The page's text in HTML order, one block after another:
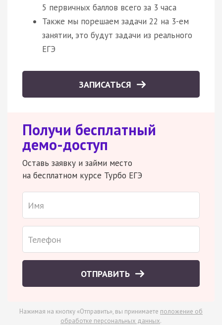
5 первичных баллов всего за 3 часа
Также мы порешаем задачи 22 на 3-ем
занятии, это будут задачи из реального
ЕГЭ
ЗАПИСАТЬСЯ
Получи бесплатный
демо-доступ
Оставь заявку и займи место
на бесплатном курсе Турбо ЕГЭ
ОТПРАВИТЬ
Нажимая на кнопку «Отправить», вы принимаете положение об
обработке персональных данных.